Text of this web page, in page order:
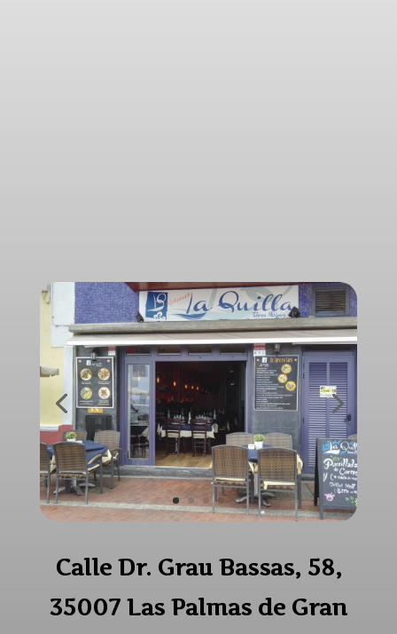
Calle Dr. Grau Bassas, 58,
35007 Las Palmas de Gran